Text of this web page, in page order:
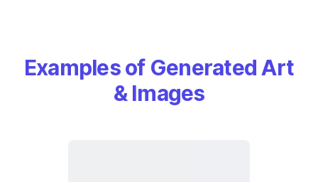
Examples of Generated Art
& Images